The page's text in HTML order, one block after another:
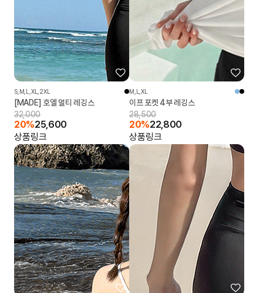
S,M,L,XL,2XL
[MADE] 호엘 멀티 레깅스
32,000
20%25,600
상품링크
M,L,XL
이프 포켓 4부 레깅스
28,500
20%22,800
상품링크